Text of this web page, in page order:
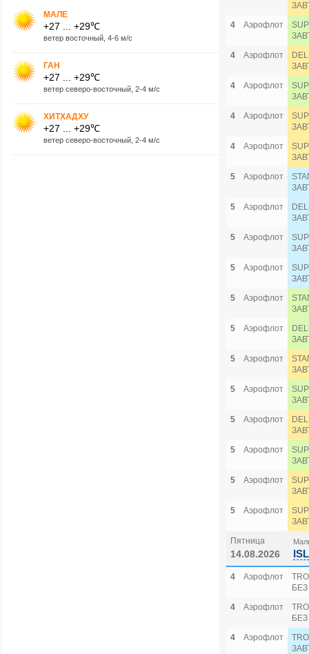
МАЛЕ
+27 ... +29℃
ветер восточный, 4-6 м/с
ГАН
+27 ... +29℃
ветер северо-восточный, 2-4 м/с
ХИТХАДХУ
+27 ... +29℃
ветер северо-восточный, 2-4 м/с
4
Аэрофлот
4
Аэрофлот
4
Аэрофлот
4
Аэрофлот
4
Аэрофлот
5
Аэрофлот
5
Аэрофлот
5
Аэрофлот
5
Аэрофлот
5
Аэрофлот
5
Аэрофлот
5
Аэрофлот
5
Аэрофлот
5
Аэрофлот
5
Аэрофлот
5
Аэрофлот
5
Аэрофлот
Пятница
14.08.2026
4 Аэрофлот
4
Аэрофлот
4
Аэрофлот